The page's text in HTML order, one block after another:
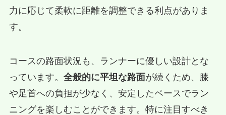
力に応じて柔軟に距離を調整できる利点がありま
す。
コースの路面状況も、ランナーに優しい設計とな
っています。 全般的に平坦な路面が続くため、膝
や足首への負担が少なく、安定したペースでラン
ニングを楽しむことができます。特に注目すべき